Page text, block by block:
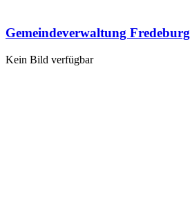
Gemeindeverwaltung Fredeburg
Kein Bild verfügbar